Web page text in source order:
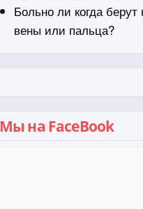
Больно ли когда берут
вены или пальца?
Мы на FaceBook